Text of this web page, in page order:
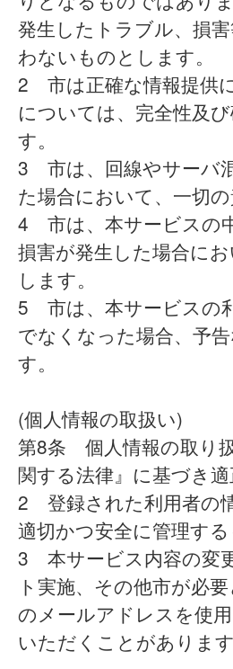
発生したトラブル、損
わないものとします。
2 市は正確な情報提供
については、完全性及
す。
3 市は、回線やサーバ
た場合において、一切
4 市は、本サービスの
損害が発生した場合に
します。
5 市は、本サービスの
でなくなった場合、予
す。
(個人情報の取扱い)
第8条 個人情報の取り
関する法律』に基づき
2 登録された利用者の
適切かつ安全に管理する
3 本サービス内容の変
ト実施、その他市が必
のメールアドレスを使
いただくことがあります